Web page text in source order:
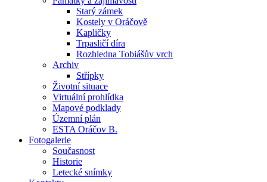
Starý zámek
Kostely v Oráčově
Kapličky
Trpasličí díra
Rozhledna Tobiášův vrch
Archiv
Střípky
Životní situace
Virtuální prohlídka
Mapové podklady
Územní plán
ESTA Oráčov B.
Fotogalerie
Současnost
Historie
Letecké snímky